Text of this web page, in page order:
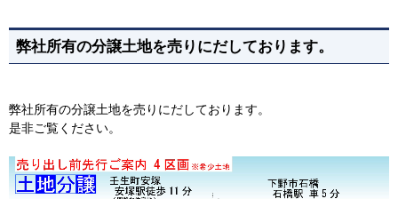
弊社所有の分譲土地を売りにだしております。
弊社所有の分譲土地を売りにだしております。
是非ご覧ください。